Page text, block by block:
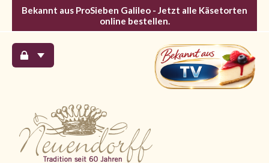
Bekannt aus ProSieben Galileo - Jetzt alle Käsetorten
online bestellen.